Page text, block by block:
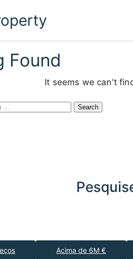
Found
It seems we can't
Acima de 6M €